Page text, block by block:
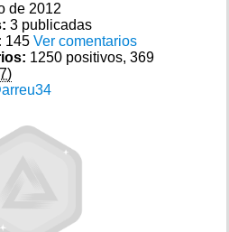
de 2012
3 publicadas
145 Ver comentarios
1250 positivos, 369